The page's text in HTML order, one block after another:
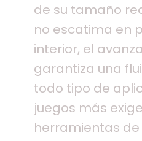
de su tamaño
no escatima en
interior, el
garantiza una
todo tipo de
juegos más
herramientas